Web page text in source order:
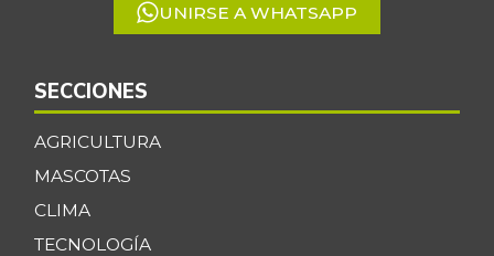
UNIRSE A WHATSAPP
SECCIONES
AGRICULTURA
MASCOTAS
CLIMA
TECNOLOGÍA